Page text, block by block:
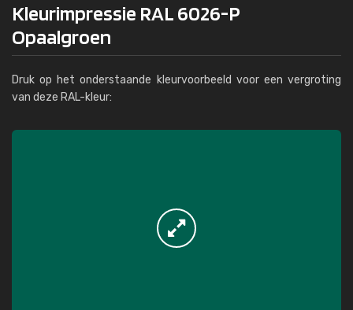
Kleurimpressie RAL 6026-P
Opaalgroen
Druk op het onderstaande kleurvoorbeeld voor een vergroting
van deze RAL-kleur: